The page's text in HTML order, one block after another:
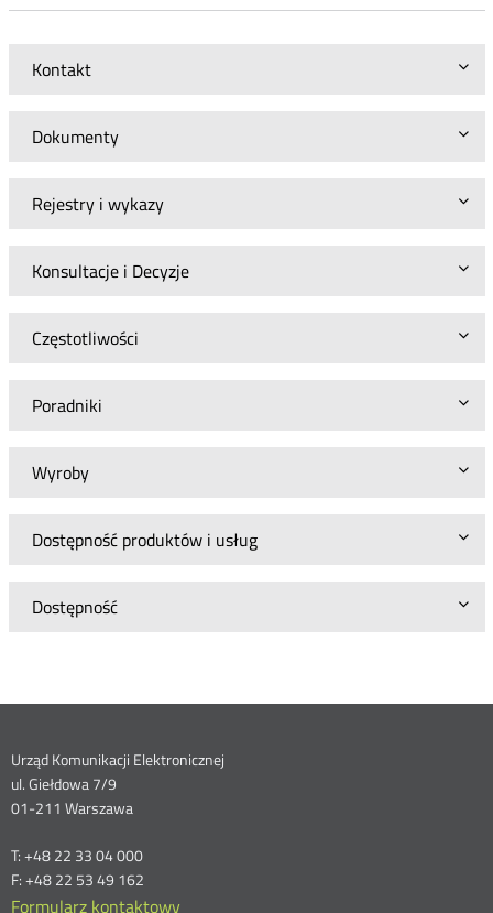
Kontakt
Dokumenty
Rejestry i wykazy
Konsultacje i Decyzje
Częstotliwości
Poradniki
Wyroby
Dostępność produktów i usług
Dostępność
Dane
kontaktowe
Urząd Komunikacji Elektronicznej
ul. Giełdowa 7/9
01-211 Warszawa
T: +48 22 33 04 000
F: +48 22 53 49 162
Formularz kontaktowy